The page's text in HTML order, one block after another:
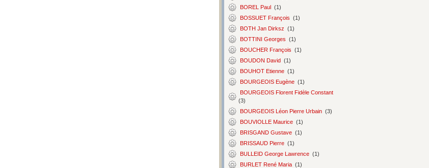
BOREL Paul (1)
BOSSUET François (1)
BOTH Jan Dirksz (1)
BOTTINI Georges (1)
BOUCHER François (1)
BOUDON David (1)
BOUHOT Etienne (1)
BOURGEOIS Eugène (1)
BOURGEOIS Florent Fidèle Constant
(3)
BOURGEOIS Léon Pierre Urbain (3)
BOUVIOLLE Maurice (1)
BRISGAND Gustave (1)
BRISSAUD Pierre (1)
BULLEID George Lawrence (1)
BURLET René Maria (1)